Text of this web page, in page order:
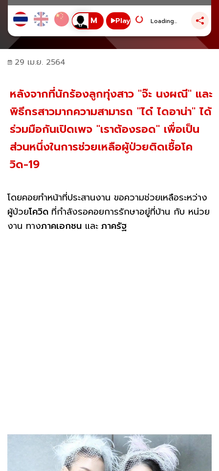
Play Loading...
29 เม.ย. 2564
หลังจากที่นักร้องลูกทุ่งสาว "จ๊ะ นงผณี" และ
พิธีกรสาวมากความสามารถ "ได๋ ไดอาน่า" ได้
ร่วมมือกันเปิดเพจ "เราต้องรอด" เพื่อเป็น
ส่วนหนึ่งในการช่วยเหลือผู้ป่วยติดเชื้อโค
วิด-19
โดยคอยทำหน้าที่ประสานงาน ขอความช่วยเหลือระหว่าง
ผู้ป่วยโควิด ที่กำลังรอคอยการรักษาอยู่ที่บ้าน กับ หน่วย
งาน ทางภาคเอกชน และ ภาครัฐ